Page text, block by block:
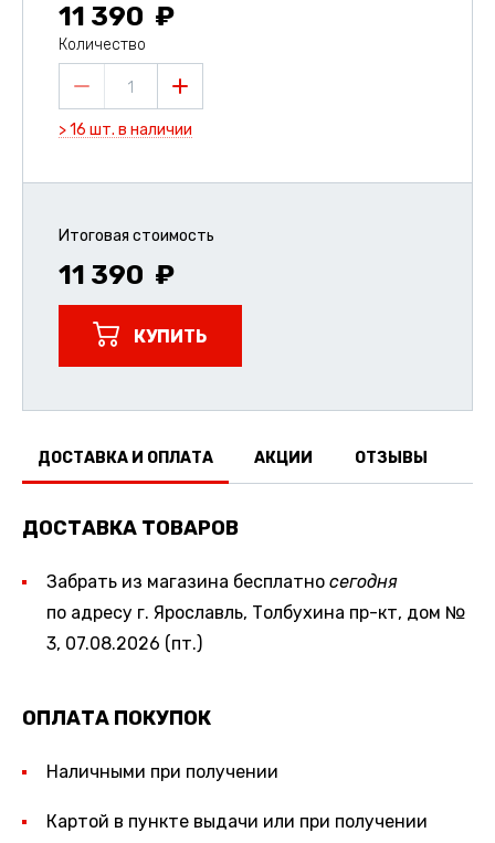
11 390
Количество
1
> 16 шт. в наличии
Итоговая стоимость
11 390
КУПИТЬ
ДОСТАВКА И ОПЛАТА АКЦИИ ОТЗЫВЫ
ДОСТАВКА ТОВАРОВ
Забрать из магазина бесплатно сегодня
по адресу г. Ярославль, Толбухина пр-кт, дом №
3, 07.08.2026 (пт.)
ОПЛАТА ПОКУПОК
Наличными при получении
Картой в пункте выдачи или при получении